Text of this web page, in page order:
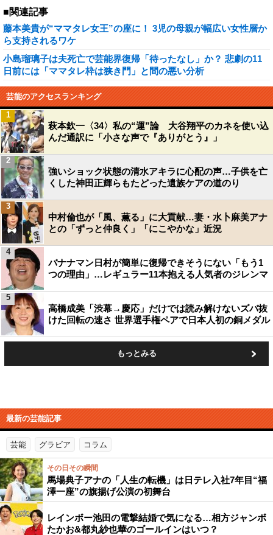
■関連記事
藤本美貴が“ママタレ女王”の座に！ 3児の母親が幅広い女性層か
ら支持されるワケ
小島瑠璃子は夫死亡で芸能界復帰「待ったなし」か？ 悲劇の11
日前には「ママタレ枠は狭き門」と間の悪い分析
芸能のアクセスランキング
萩本欽一〈34〉私の“運”論 大谷翔平のカネを使い込
んだ通訳に「小さな声で『ありがとう』」
1
強いショック状態の清水アキラに心配の声…子供を亡
くした神田正輝らもたどった遺族ケアの道のり
2
中村倫也が「風、薫る」に大貢献…妻・水卜麻美アナ
との「ずっと仲良く」「にこやかな」近況
3
バナナマン日村が簡単に復帰できそうにない「もう1
つの理由」…レギュラー11本抱える人気者のジレンマ
4
高橋成美「渋幕→慶応」だけでは読み解けないズバ抜
けた回転の速さ 世界選手権ペアで日本人初の銅メダル
5
もっとみる
最新の芸能記事
芸能 グラビア コラム
その日その瞬間
馬場典子アナの「人生の転機」は日テレ入社7年目“福
澤一座”の旗揚げ公演の初舞台
レインボー池田の電撃結婚で気になる…相方ジャンボ
たかお&都丸紗也華のゴールインはいつ？